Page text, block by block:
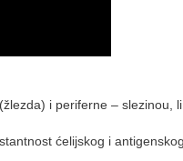
i periferne – slezinou,
ćelijskog i